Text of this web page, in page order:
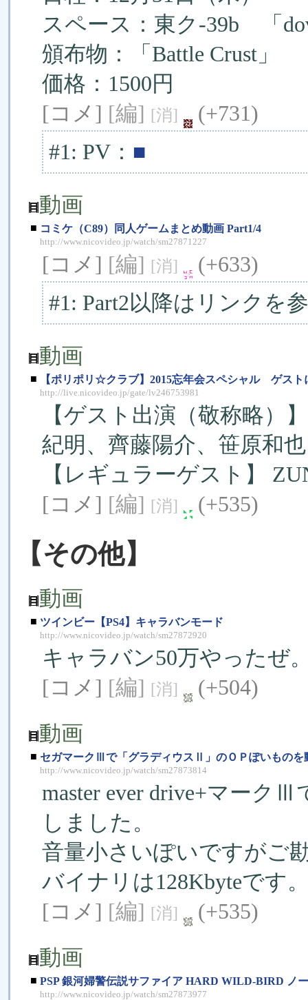
スペース：東ク-39b 「
頒布物：「Battle Crust」
価格：1500円
[コメ] [編] [消]
(+731)
#1: PV： ■
動画
■ コミケ（C89）同人ゲームまとめ動画 Part1/4
http://www.nicovideo.jp/watch/sm27871227
[コメ] [編] [消]
(+633)
#1: Part2以降はリンクを
動画
■ 【ポリポリ☆クラブ】2015忘年会スペシャル ゲス
http://live.nicovideo.jp/gate/lv246753981
【ゲスト出演（敬称略）
紀明、齊藤陽介、笹原和
【レギュラーゲスト】
[コメ] [編] [消] (+535)
【その他】
動画
■ ツインビー【PS4】キャラバンモード
http://www.nicovideo.jp/watch/sm27872920
キャラバン50万やったぜ
[コメ] [編] [消]
(+504)
動画
■ セガマークⅢで「グラディウスⅡ」のＯＰぽいものを
http://www.nicovideo.jp/watch/sm27873814
master ever drive+マーク
しました。
音量小さいぽいですがご
バイナリは128Kbyteです
[コメ] [編] [消]
(+535)
動画
■ PSP 銀河婦警伝説サファイア HARD WILD-BIRD ノ
http://www.nicovideo.jp/watch/sm27873977